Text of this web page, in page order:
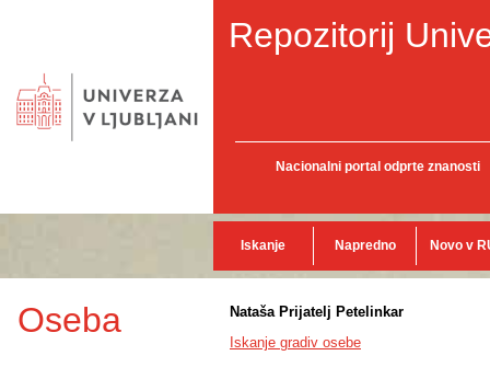
Repozitorij
Nacionalni portal odprte znanosti
Iskanje Napredno Novo v
Oseba
Nataša Prijatelj Petelinkar
Iskanje gradiv osebe